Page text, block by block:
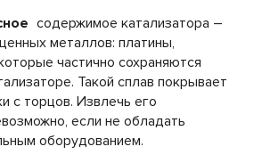
содержимое катализатора –
металлов: платины,
частично сохраняются
Такой сплав покрывает
с торцов. Извлечь его
если не обладать
оборудованием.